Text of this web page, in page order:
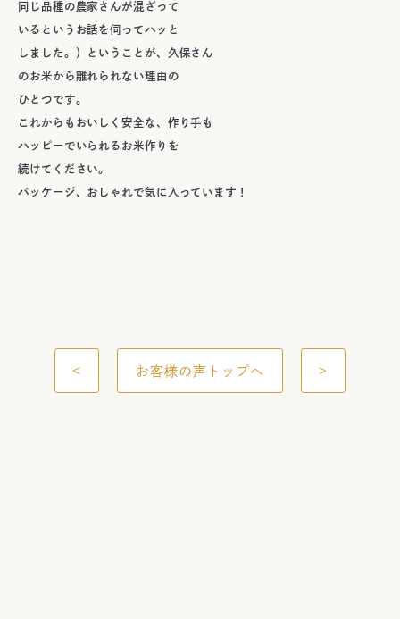
同じ品種の農家さんが混ざって
いるというお話を伺ってハッと
しました。）ということが、久保さん
のお米から離れられない理由の
ひとつです。
これからもおいしく安全な、作り手も
ハッピーでいられるお米作りを
続けてください。
パッケージ、おしゃれで気に入っています！
< お客様の声トップへ >